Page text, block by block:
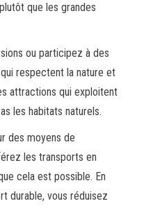
que les grandes
ou participez à des
respectent la nature et
attractions qui exploitent
les habitats naturels.
des moyens de
les transports en
cela est possible. En
durable, vous réduisez